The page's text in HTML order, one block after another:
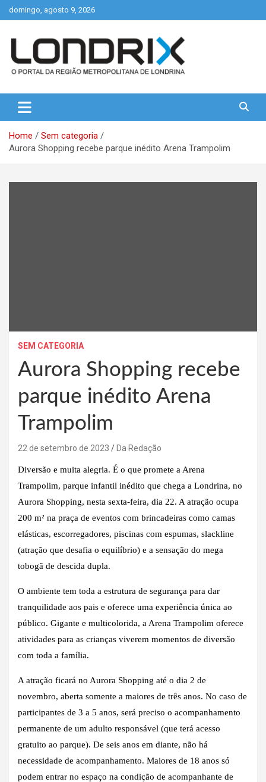
Skip
to
domingo, agosto 9, 2026
Londrix
Home
Sem categoria
Aurora Shopping recebe parque inédito Arena Trampolim
SEM CATEGORIA
Aurora Shopping recebe
parque inédito Arena
Trampolim
22 de setembro de 2023 Da Redação
Diversão e muita alegria. É o que promete a Arena
Trampolim, parque infantil inédito que chega a Londrina, no
Aurora Shopping, nesta sexta-feira, dia 22. A atração ocupa
200 m² na praça de eventos com brincadeiras como camas
elásticas, escorregadores, piscinas com espumas, slackline
(atração que desafia o equilíbrio) e a sensação do mega
tobogã de descida dupla.
O ambiente tem toda a estrutura de segurança para dar
tranquilidade aos pais e oferece uma experiência única ao
público. Gigante e multicolorida, a Arena Trampolim oferece
atividades para as crianças viverem momentos de diversão
com toda a família.
A atração ficará no Aurora Shopping até o dia 2 de
novembro, aberta somente a maiores de três anos. No caso de
participantes de 3 a 5 anos, será preciso o acompanhamento
permanente de um adulto responsável (que terá acesso
gratuito ao parque). De seis anos em diante, não há
necessidade de acompanhamento. Maiores de 18 anos só
podem entrar no espaço na condição de acompanhante de